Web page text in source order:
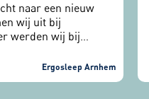
naar een nieuw
wij uit bij
werden wij bij
gedaan en de
getest. Er
Ergosleep Arnhem